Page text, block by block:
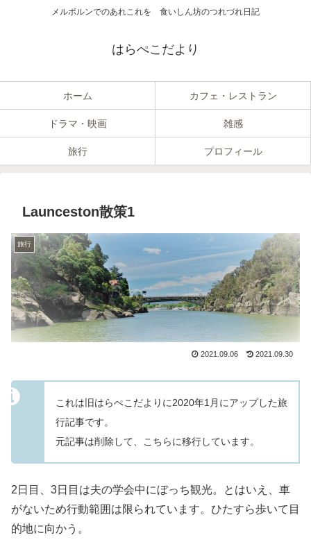
メルボルンでのあれこれを 食いしん坊のつれづれ日記
はらぺこだより
ホーム カフェ・レストラン
ドラマ・映画 雑感
旅行 プロフィール
Launceston散策1
旅行
2021.09.06 2021.09.30
これは旧はらぺこだよりに2020年1月にアップした旅
行記事です。
元記事は削除して、こちらに移行しています。
2日目、3日目は夫の学会中にぼっち観光。とはいえ、車
がないため行動範囲は限られています。ひたすら歩いて目
的地に向かう。